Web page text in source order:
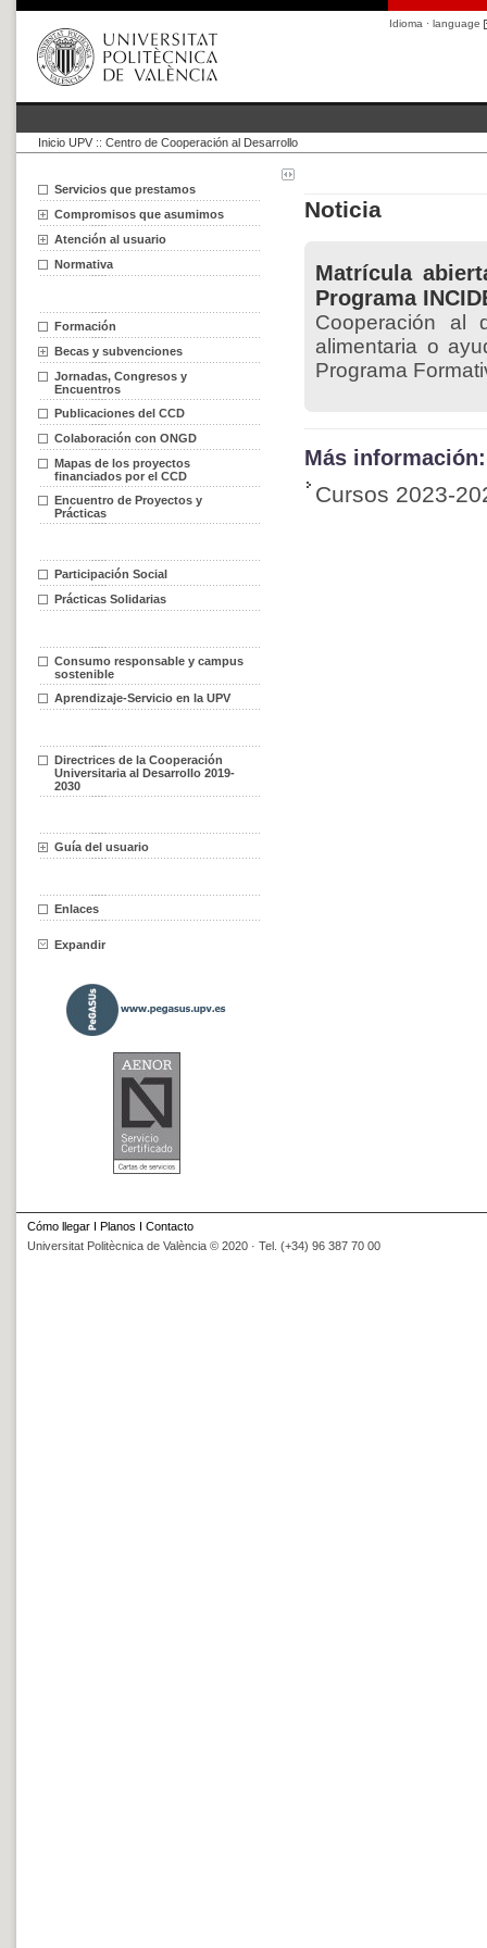
Idioma · language
Inicio UPV :: Centro de Cooperación al Desarrollo
Servicios que prestamos
Compromisos que asumimos
Atención al usuario
Normativa
Formación
Becas y subvenciones
Jornadas, Congresos y
Encuentros
Publicaciones del CCD
Colaboración con ONGD
Mapas de los proyectos
financiados por el CCD
Encuentro de Proyectos y
Prácticas
Participación Social
Prácticas Solidarias
Consumo responsable y campus
sostenible
Aprendizaje-Servicio en la UPV
Directrices de la Cooperación
Universitaria al Desarrollo 2019-
2030
Guía del usuario
Enlaces
Expandir
Noticia
Matrícula
Programa
Cooperación al
alimentaria o
Programa
Más información:
Cursos 2023-
Cómo llegar I Planos I Contacto
Universitat Politècnica de València © 2020 · Tel. (+34) 96 387 70 00